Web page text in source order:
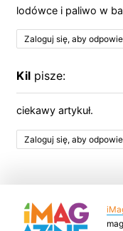
lodówce i paliwo w
Zaloguj się, aby
Kil pisze:
ciekawy artykuł.
Zaloguj się, aby